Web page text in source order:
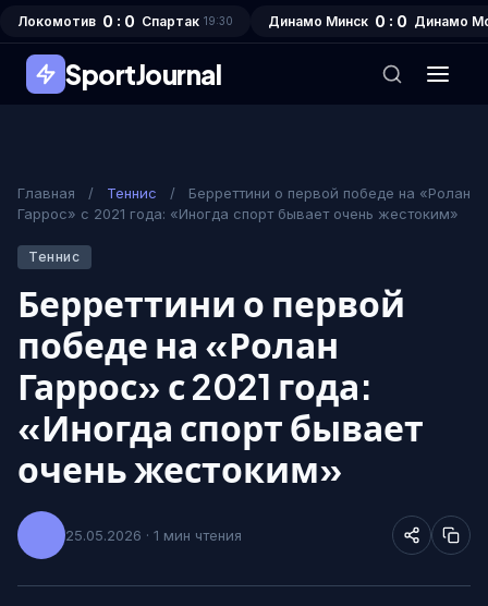
Локомотив 0 : 0 Спартак 19:30 Динамо Минск 0 : 0 Динамо
SportJournal
Главная / Теннис /
Берреттини о первой победе на «Ролан
Гаррос» с 2021 года: «Иногда спорт бывает очень жестоким»
Теннис
Берреттини о первой
победе на «Ролан
Гаррос» с 2021 года:
«Иногда спорт бывает
очень жестоким»
25.05.2026 · 1 мин чтения